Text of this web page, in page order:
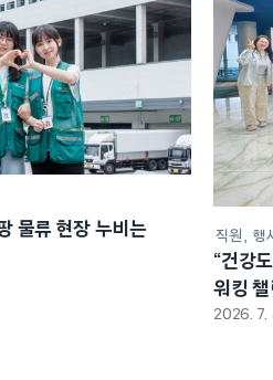
물류 현장 누비는
직원 행
“건강
워킹
2026. 7.